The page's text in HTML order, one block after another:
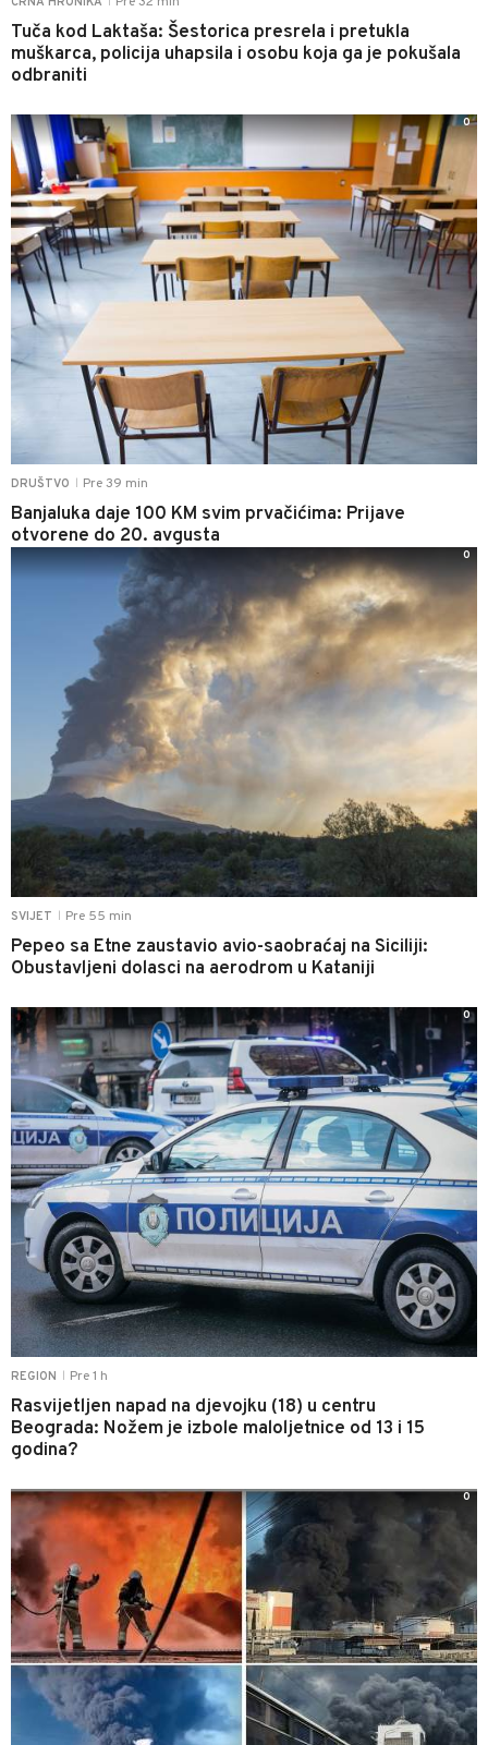
Tuča kod Laktaša: Šestorica presrela i pretukla
muškarca, policija uhapsila i osobu koja ga je pokušala
odbraniti
DRUŠTVO Pre 39 min
Banjaluka daje 100 KM svim prvačićima: Prijave
otvorene do 20. avgusta
0
SVIJET Pre 55 min
Pepeo sa Etne zaustavio avio-saobraćaj na Siciliji:
Obustavljeni dolasci na aerodrom u Kataniji
0
REGION Pre 1 h
Rasvijetljen napad na djevojku (18) u centru
Beograda: Nožem je izbole maloljetnice od 13 i 15
godina?
0
0